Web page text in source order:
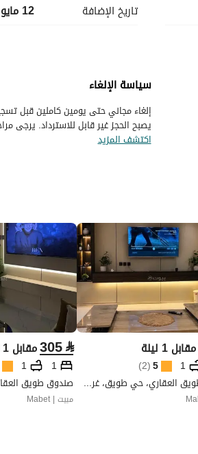
تاريخ الإضافة
12 مايو 2026
سياسة الإلغاء
إلغاء مجاني حتى يومين كاملين قبل
يصبح الحجز غير قابل للاسترداد. يرجى
اكتشف المزيد
مقابل 1 ليلة
1
5
(
2
)
صندوق طويق العقاري، حي طويق، غرب الرياض، الرياض
⃁
305مقابل 1 ليلة
1
1
مبيت | Mabet